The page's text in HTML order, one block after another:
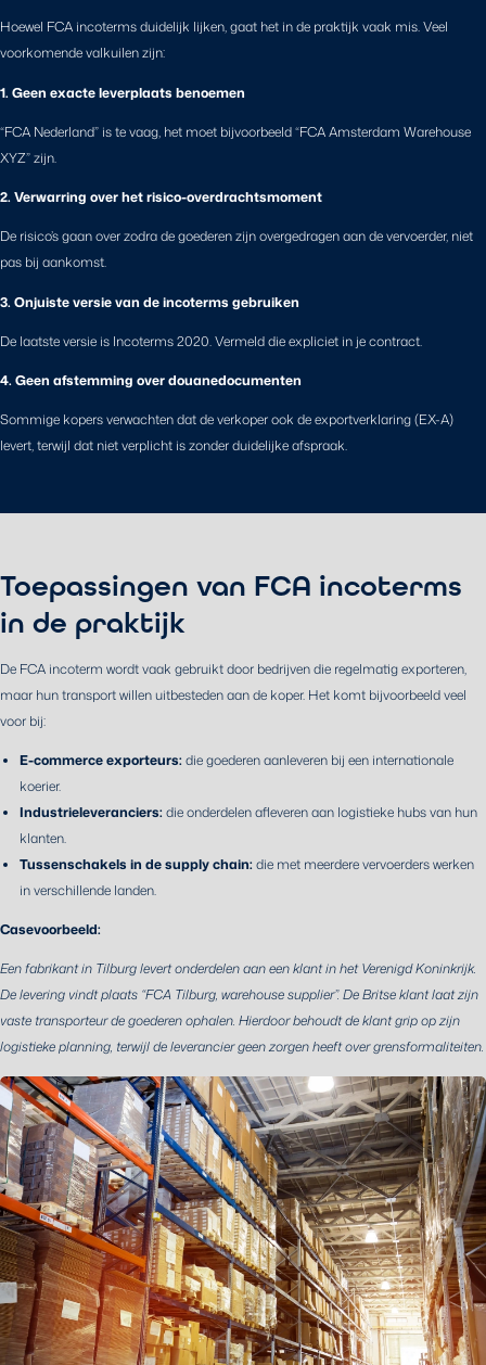
Hoewel FCA incoterms duidelijk lijken, gaat het in de praktijk vaak mis. Veel
voorkomende valkuilen zijn:
1. Geen exacte leverplaats benoemen
“FCA Nederland” is te vaag, het moet bijvoorbeeld “FCA Amsterdam Warehouse
XYZ” zijn.
2. Verwarring over het risico-overdrachtsmoment
De risico’s gaan over zodra de goederen zijn overgedragen aan de vervoerder, niet
pas bij aankomst.
3. Onjuiste versie van de incoterms gebruiken
De laatste versie is Incoterms 2020. Vermeld die expliciet in je contract.
4. Geen afstemming over douanedocumenten
Sommige kopers verwachten dat de verkoper ook de exportverklaring (EX-A)
levert, terwijl dat niet verplicht is zonder duidelijke afspraak.
Toepassingen van FCA incoterms
in de praktijk
De FCA incoterm wordt vaak gebruikt door bedrijven die regelmatig exporteren,
maar hun transport willen uitbesteden aan de koper. Het komt bijvoorbeeld veel
voor bij:
E-commerce exporteurs:die goederen aanleveren bij een internationale
koerier.
Industrieleveranciers:die onderdelen afleveren aan logistieke hubs van hun
klanten.
Tussenschakels in de supply chain:die met meerdere vervoerders werken
in verschillende landen.
Casevoorbeeld:
Een fabrikant in Tilburg levert onderdelen aan een klant in het Verenigd Koninkrijk.
De levering vindt plaats “FCA Tilburg, warehouse supplier”. De Britse klant laat zijn
vaste transporteur de goederen ophalen. Hierdoor behoudt de klant grip op zijn
logistieke planning, terwijl de leverancier geen zorgen heeft over grensformaliteiten.